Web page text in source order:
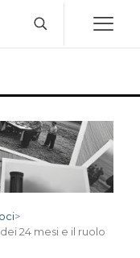
>
24 mesi e il ruolo